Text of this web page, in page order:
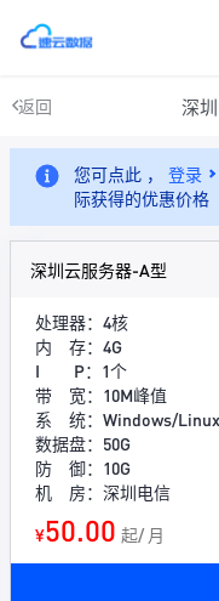
返回 深
您可点此 ， 登录
际获得的优惠价格
深圳云服务器-A型
处理器：4核
内 存：4G
I P：1个
带 宽：10M峰值
系 统：Windows/Linux
数据盘：50G
防 御：10G
机 房：深圳电信
¥50.00 起/ 月